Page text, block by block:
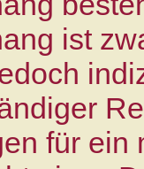
ist
für ein